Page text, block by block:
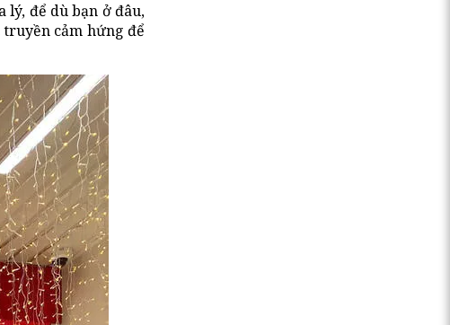
lý, để dù bạn ở đâu,
cảm hứng để